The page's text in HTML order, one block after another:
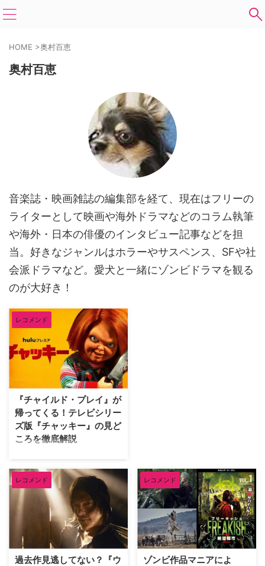
HOME >奥村百恵
奥村百恵
音楽誌・映画雑誌の編集部を経て、現在はフリーの
ライターとして映画や海外ドラマなどのコラム執筆
や海外・日本の俳優のインタビュー記事などを担
当。好きなジャンルはホラーやサスペンス、SFや社
会派ドラマなど。愛犬と一緒にゾンビドラマを観る
のが大好き！
レコメンド
『チャイルド・プレイ』が
帰ってくる！テレビシリー
ズ版『チャッキー』の見ど
ころを徹底解説
が遂に日本上陸！ 6月24日
（金）からHuluにて独占配信さ
れる本作の見どころをご紹介す
る。 『チャイルド・プレイ』の
チャッキーが帰ってくる！ 射殺
されたシリアルキラーの魂が乗り
移った人形“チャッキー”の恐怖を
描いた『チャイルド・プレイ』
レコメンド
過去作見逃してない？『ウ
レコメンド
ゾンビ作品マニアによ